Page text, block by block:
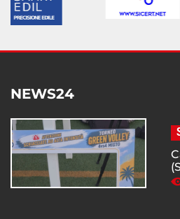
NEWS24